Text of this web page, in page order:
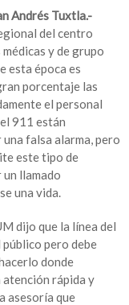
Andrés Tuxtla.-
del centro
y de grupo
esta época es
porcentaje las
el personal
911 están
falsa alarma, pero
este tipo de
llamado
una vida.
dijo que la línea del
pero debe
donde
rápida y
asesoría que